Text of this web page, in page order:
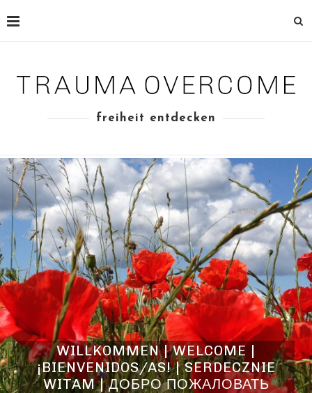
freiheit entdecken
WILLKOMMEN | WELCOME |
¡BIENVENIDOS/AS! | SERDECZNIE
WITAM | ДОБРО ПОЖАЛОВАТЬ